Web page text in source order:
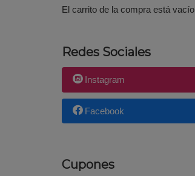
El carrito de la compra está vacío
Redes Sociales
Instagram
Facebook
Cupones